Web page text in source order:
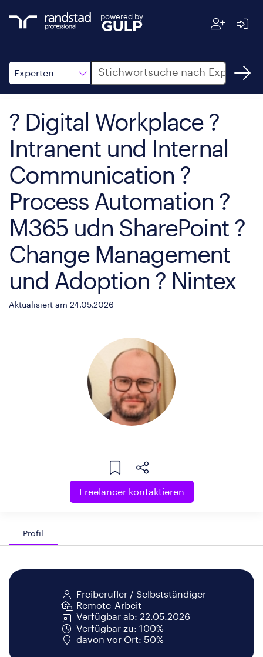
powered by
Experten
Suche
? Digital Workplace ?
Intranent und Internal
Communication ?
Process Automation ?
M365 udn SharePoint ?
Change Management
und Adoption ? Nintex
Aktualisiert am 24.05.2026
Freelancer kontaktieren
Profil
Freiberufler / Selbstständiger
Remote-Arbeit
Verfügbar ab: 22.05.2026
Verfügbar zu: 100%
davon vor Ort: 50%